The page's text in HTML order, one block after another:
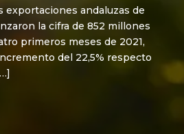
exportaciones andaluzas de
la cifra de 852 millones
primeros meses de 2021,
del 22,5% respecto